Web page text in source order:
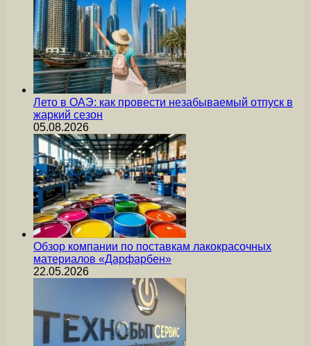
Лето в ОАЭ: как провести незабываемый отпуск в
жаркий сезон
05.08.2026
Обзор компании по поставкам лакокрасочных
материалов «Дарфарбен»
22.05.2026